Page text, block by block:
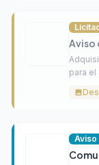
Aviso
para el
image
Aviso